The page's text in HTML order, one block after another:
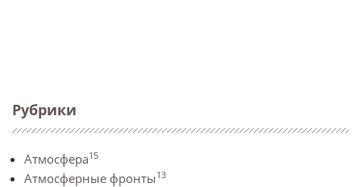
Рубрики
Атмосфера15
Атмосферные фронты13